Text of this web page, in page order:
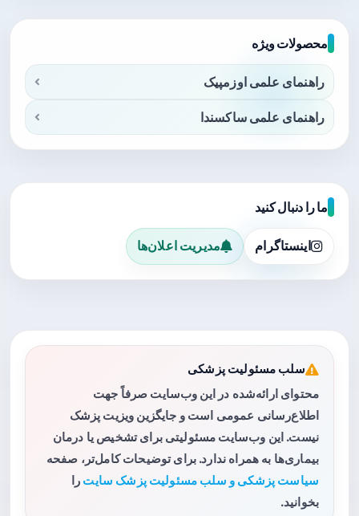
محصولات ویژه
راهنمای علمی اوزمپیک
راهنمای علمی ساکسندا
ما را دنبال کنید
اینستاگرام مدیریت اعلان‌ها
سلب مسئولیت پزشکی
محتوای ارائه‌شده در این وب‌سایت صرفاً جهت
اطلاع‌رسانی عمومی است و جایگزین ویزیت پزشک
نیست. این وب‌سایت مسئولیتی برای تشخیص یا درمان
بیماری‌ها به همراه ندارد. برای توضیحات کامل‌تر، صفحه
سیاست پزشکی و سلب مسئولیت پزشک سایت را
بخوانید.